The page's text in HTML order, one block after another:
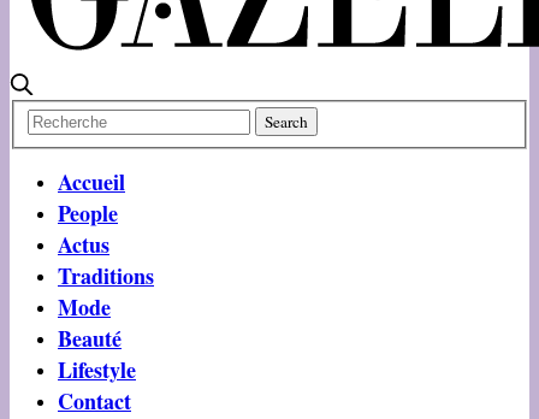
Accueil
People
Actus
Traditions
Mode
Beauté
Lifestyle
Contact